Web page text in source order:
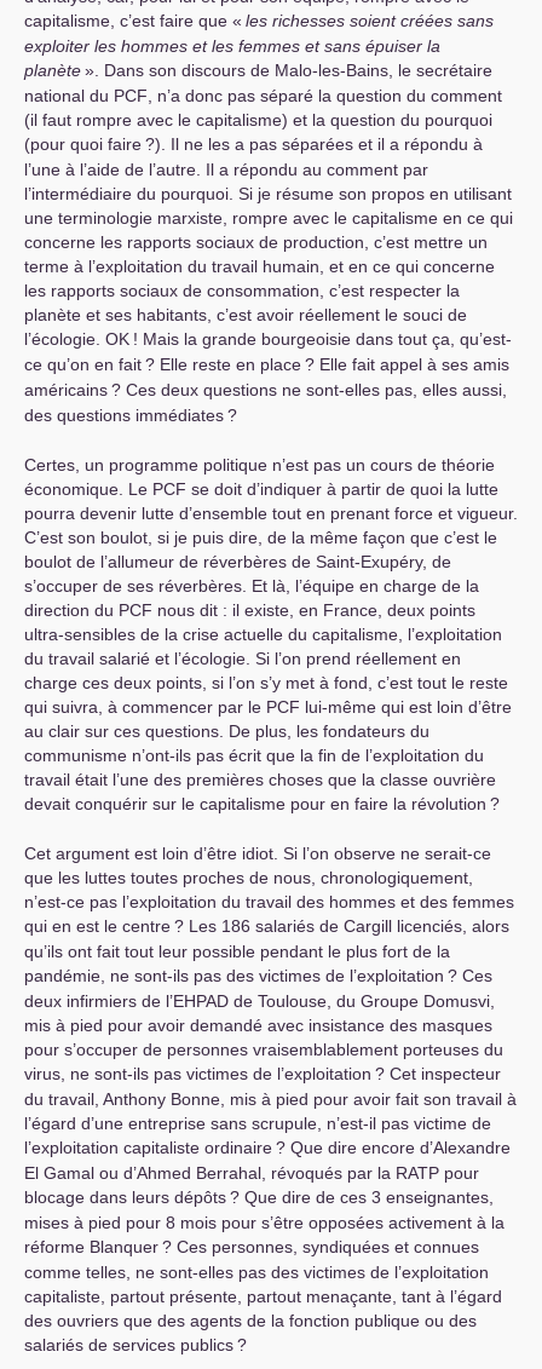
capitalisme, c’est faire que « les richesses soient créées sans
exploiter les hommes et les femmes et sans épuiser la
planète». Dans son discours de Malo-les-Bains, le secrétaire
national du PCF , n’a donc pas séparé la question du comment
(il faut rompre avec le capitalisme) et la question du pourquoi
(pour quoi faire?). Il ne les a pas séparées et il a répondu à
l’une à l’aide de l’autre. Il a répondu au comment par
l’intermédiaire du pourquoi. Si je résume son propos en utilisant
une terminologie marxiste, rompre avec le capitalisme en ce qui
concerne les rapports sociaux de production, c’est mettre un
terme à l’exploitation du travail humain, et en ce qui concerne
les rapports sociaux de consommation, c’est respecter la
planète et ses habitants, c’est avoir réellement le souci de
l’écologie. OK ! Mais la grande bourgeoisie dans tout ça, qu’est-
ce qu’on en fait? Elle reste en place? Elle fait appel à ses amis
américains? Ces deux questions ne sont-elles pas, elles aussi,
des questions immédiates?
Certes, un programme politique n’est pas un cours de théorie
économique. Le PCF se doit d’indiquer à partir de quoi la lutte
pourra devenir lutte d’ensemble tout en prenant force et vigueur.
C’est son boulot, si je puis dire, de la même façon que c’est le
boulot de l’allumeur de réverbères de Saint-Exupéry, de
s’occuper de ses réverbères. Et là, l’équipe en charge de la
direction du PCF nous dit : il existe, en France, deux points
ultra-sensibles de la crise actuelle du capitalisme, l’exploitation
du travail salarié et l’écologie. Si l’on prend réellement en
charge ces deux points, si l’on s’y met à fond, c’est tout le reste
qui suivra, à commencer par le PCF lui-même qui est loin d’être
au clair sur ces questions. De plus, les fondateurs du
communisme n’ont-ils pas écrit que la fin de l’exploitation du
travail était l’une des premières choses que la classe ouvrière
devait conquérir sur le capitalisme pour en faire la révolution ?
Cet argument est loin d’être idiot. Si l’on observe ne serait-ce
que les luttes toutes proches de nous, chronologiquement,
n’est-ce pas l’exploitation du travail des hommes et des femmes
qui en est le centre? Les 186 salariés de Cargill licenciés, alors
qu’ils ont fait tout leur possible pendant le plus fort de la
pandémie, ne sont-ils pas des victimes de l’exploitation ? Ces
deux infirmiers de l’EHPAD de Toulouse, du Groupe Domusvi,
mis à pied pour avoir demandé avec insistance des masques
pour s’occuper de personnes vraisemblablement porteuses du
virus, ne sont-ils pas victimes de l’exploitation ? Cet inspecteur
du travail, Anthony Bonne, mis à pied pour avoir fait son travail à
l’égard d’une entreprise sans scrupule, n’est-il pas victime de
l’exploitation capitaliste ordinaire? Que dire encore d’Alexandre
El Gamal ou d’Ahmed Berrahal, révoqués par la RATP pour
blocage dans leurs dépôts? Que dire de ces 3 enseignantes,
mises à pied pour 8 mois pour s’être opposées activement à la
réforme Blanquer? Ces personnes, syndiquées et connues
comme telles, ne sont-elles pas des victimes de l’exploitation
capitaliste, partout présente, partout menaçante, tant à l’égard
des ouvriers que des agents de la fonction publique ou des
salariés de services publics?